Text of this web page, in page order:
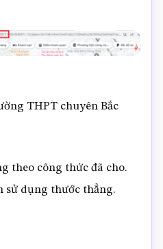
THPT chuyên Bắc
theo công thức đã cho.
sử dụng thước thẳng.